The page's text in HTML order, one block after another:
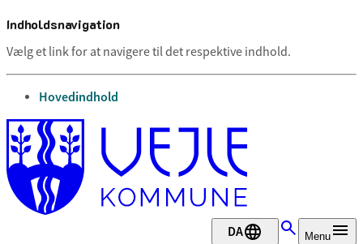
Indholdsnavigation
Vælg et link for at navigere til det respektive indhold.
gå til
Hovedindhold
DA Menu